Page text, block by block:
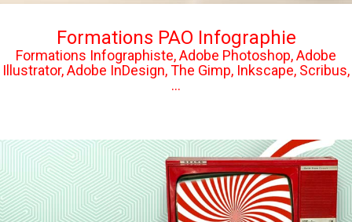
Formations PAO Infographie
Formations Infographiste, Adobe Photoshop, Adobe
Illustrator, Adobe InDesign, The Gimp, Inkscape, Scribus,
...